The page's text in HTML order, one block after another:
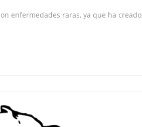
enfermedades raras, ya que ha creado